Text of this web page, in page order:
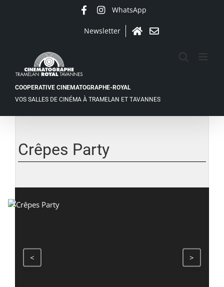
WhatsApp
Newsletter
AccueilContact
COOPERATIVE CINEMATOGRAPHE-ROYAL
VOS SALLES DE CINÉMA À TRAMELAN ET TAVANNES
agrandie
Crêpes Party
< >